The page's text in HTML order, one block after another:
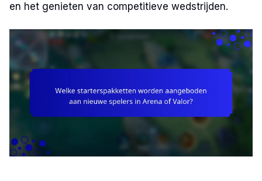
en het genieten van competitieve wedstrijden.